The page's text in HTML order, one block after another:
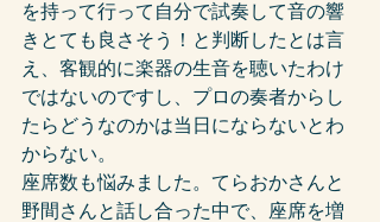
を持って行って自分で試奏して音の響
きとても良さそう！と判断したとは言
え、客観的に楽器の生音を聴いたわけ
ではないのですし、プロの奏者からし
たらどうなのかは当日にならないとわ
からない。
座席数も悩みました。てらおかさんと
野間さんと話し合った中で、座席を増